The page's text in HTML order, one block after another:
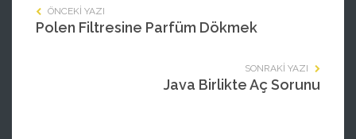
ÖNCEKI YAZI
Polen Filtresine Parfüm Dökmek
SONRAKI YAZI
Java Birlikte Aç Sorunu